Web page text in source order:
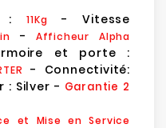
: 11Kg- Vitesse
-
Afficheur Alpha
et porte :
- Connectivité:
: Silver - Garantie 2
et Mise en Service